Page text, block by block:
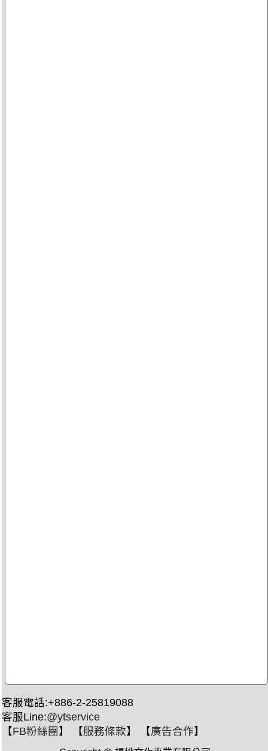
客服電話:+886-2-25819088
客服Line:@ytservice
【FB粉絲團 】 【服務條款】 【廣告合作】